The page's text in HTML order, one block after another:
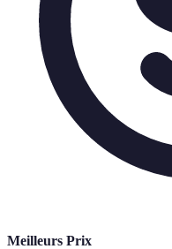
Meilleurs Prix